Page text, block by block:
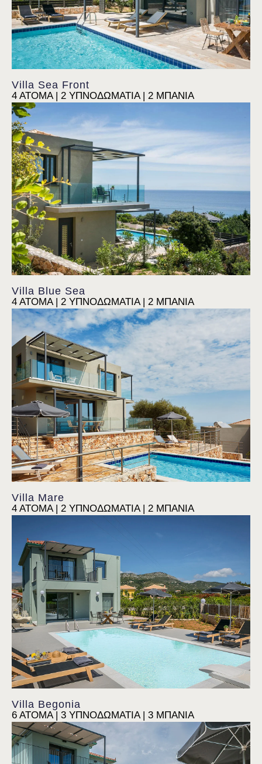
Villa Siora Anna
Villa Siora Rosa
Villa Sea Front
4 ΑΤΟΜΑ | 2 ΥΠΝΟΔΩΜΑΤΙΑ | 2 ΜΠΑΝΙΑ
Villa Blue Sea
4 ΑΤΟΜΑ | 2 ΥΠΝΟΔΩΜΑΤΙΑ | 2 ΜΠΑΝΙΑ
Villa Mare
4 ΑΤΟΜΑ | 2 ΥΠΝΟΔΩΜΑΤΙΑ | 2 ΜΠΑΝΙΑ
Villa Begonia
6 ΑΤΟΜΑ | 3 ΥΠΝΟΔΩΜΑΤΙΑ | 3 ΜΠΑΝΙΑ